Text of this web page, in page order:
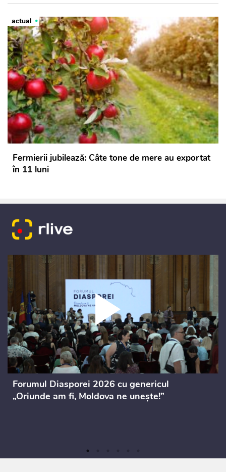
actual
Fermierii jubilează: Câte tone de mere au exportat
în 11 luni
Forumul Diasporei 2026 cu genericul
„Oriunde am fi, Moldova ne unește!”